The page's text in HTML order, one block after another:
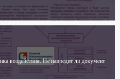
воздействия. Не навредит ли документ